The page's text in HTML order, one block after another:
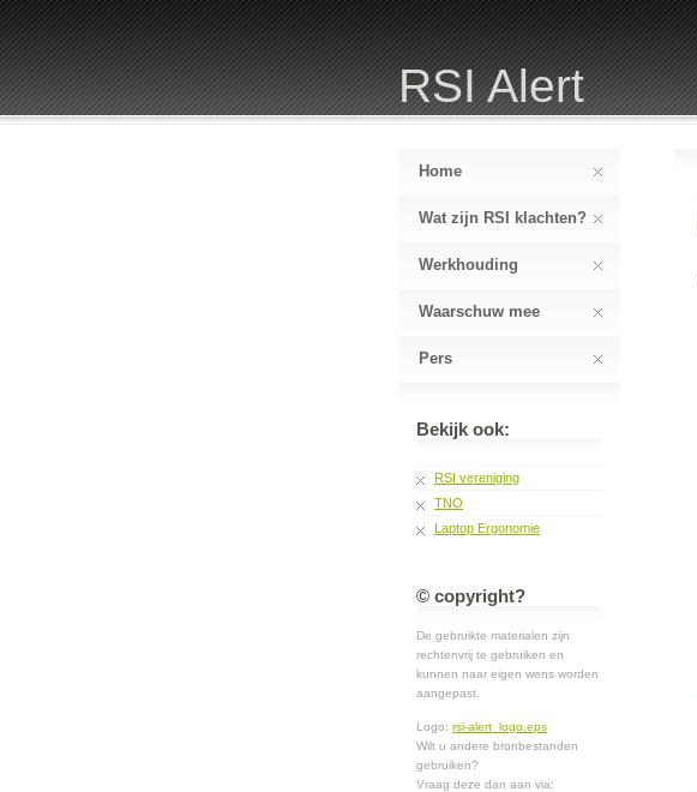
RSI Alert
Home
Wat zijn RSI klachten?
Werkhouding
Waarschuw mee
Pers
Bekijk ook:
RSI vereniging
TNO
Laptop Ergonomie
© copyright?
De gebruikte materialen zijn
rechtenvrij te gebruiken en
kunnen naar eigen wens worden
aangepast.
Logo: rsi-alert_logo.eps
Wilt u andere bronbestanden
gebruiken?
Vraag deze dan aan via: